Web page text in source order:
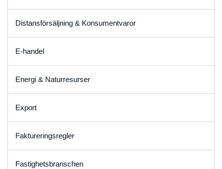
Distansförsäljning & Konsumentvaror
E-handel
Energi & Naturresurser
Export
Faktureringsregler
Fastighetsbranschen